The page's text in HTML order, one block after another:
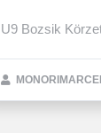
U9 Bozsik